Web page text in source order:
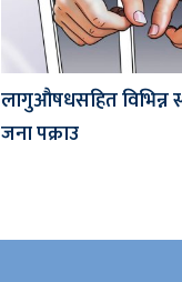
लागुऔषधसहित विभिन्न
जना पक्राउ